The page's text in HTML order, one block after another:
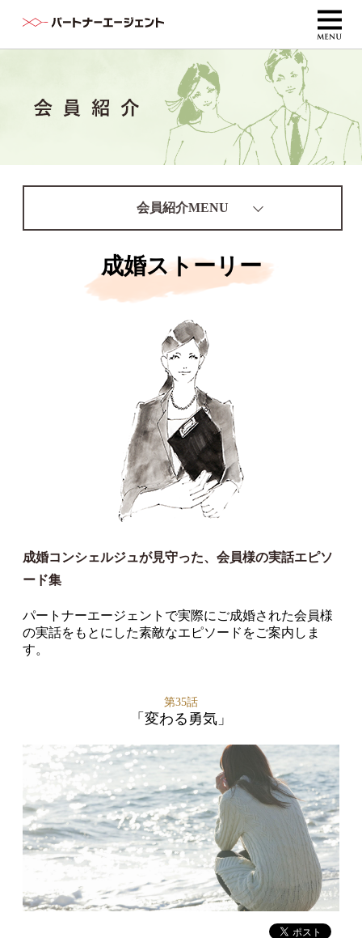
会員紹介MENU
成婚ストーリー
成婚コンシェルジュが見守った、会員様の実話エピソ
ード集
パートナーエージェントで実際にご成婚された会員様
の実話をもとにした素敵なエピソードをご案内しま
す。
第35話
「変わる勇気」